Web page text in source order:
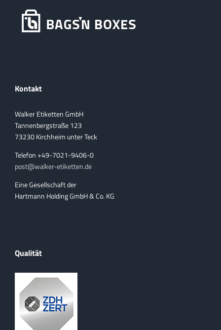
Kontakt
Walker Etiketten GmbH
Tannenbergstraße 123
73230 Kirchheim unter Teck
Telefon +49-7021-9406-0
post@walker-etiketten.de
Eine Gesellschaft der
Hartmann Holding GmbH & Co. KG
Qualität